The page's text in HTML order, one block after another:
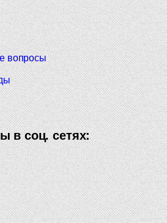
вопросы
в соц. сетях: